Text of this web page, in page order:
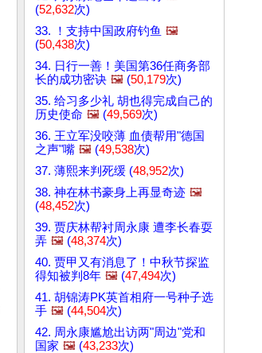
(52,632次)
33. ！支持中国政府钓鱼 🖼️
(50,438次)
34. 日行一善！美国第36任商务部
长的成功密诀 🖼️ (50,179次)
35. 给习多少礼 胡也得完成自己的
历史使命 🖼️ (49,569次)
36. 王立军没咬薄 血债帮用"德国
之声"嘴 🖼️ (49,538次)
37. 薄熙来判死缓 (48,952次)
38. 神在林书豪身上再显奇迹 🖼️
(48,452次)
39. 贾庆林帮衬周永康 遭李长春耍
弄 🖼️ (48,374次)
40. 贾甲又有消息了！中秋节探监
得知被判8年 🖼️ (47,494次)
41. 胡锦涛PK英首相府一号种子选
手 🖼️ (44,504次)
42. 周永康尴尬出访两"周边"党和
国家 🖼️ (43,233次)